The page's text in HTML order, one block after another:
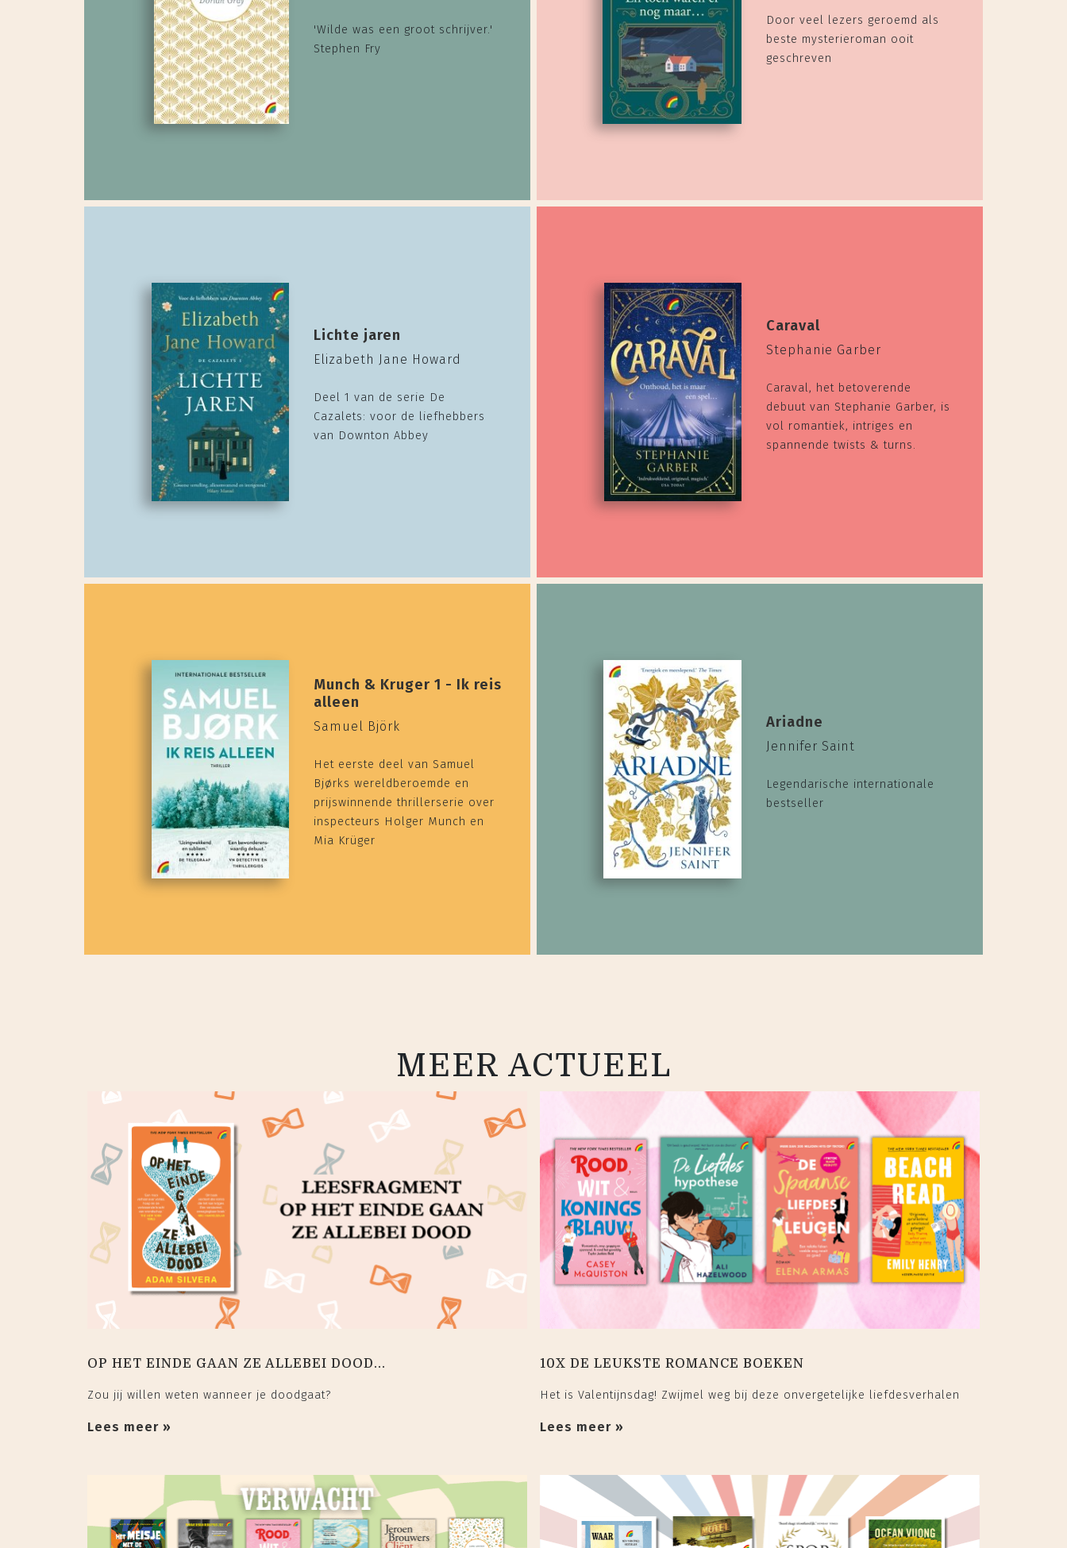
'Wilde was een groot schrijver.'
Stephen Fry
Door veel lezers geroemd als
beste mysterieroman ooit
geschreven
Lichte jaren
Elizabeth Jane Howard
Deel 1 van de serie De
Cazalets: voor de liefhebbers
van Downton Abbey
Caraval
Stephanie Garber
Caraval, het betoverende
debuut van Stephanie Garber, is
vol romantiek, intriges en
spannende twists & turns.
Munch & Kruger 1 - Ik reis
alleen
Samuel Björk
Het eerste deel van Samuel
Bjørks wereldberoemde en
prijswinnende thrillerserie over
inspecteurs Holger Munch en
Mia Krüger
Ariadne
Jennifer Saint
Legendarische internationale
bestseller
MEER ACTUEEL
OP HET EINDE GAAN ZE ALLEBEI DOOD...
Zou jij willen weten wanneer je doodgaat?
Lees meer »
10X DE LEUKSTE ROMANCE BOEKEN
Het is Valentijnsdag! Zwijmel weg bij deze onvergetelijke liefdesverhalen
Lees meer »